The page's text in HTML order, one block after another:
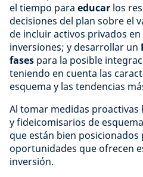
el tiempo para educar los
decisiones del plan sobre el
de incluir activos privados
inversiones; y desarrollar un
fases para la posible
teniendo en cuenta las
esquema y las tendencias
Al tomar medidas
y fideicomisarios de
que están bien posicionados
oportunidades que ofrecen
inversión.